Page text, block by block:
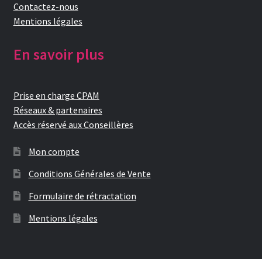
Contactez-nous
Mentions légales
En savoir plus
Prise en charge CPAM
Réseaux & partenaires
Accès réservé aux Conseillères
Mon compte
Conditions Générales de Vente
Formulaire de rétractation
Mentions légales